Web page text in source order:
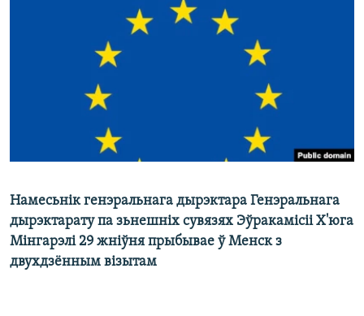
Намесьнік генэральнага дырэктара Генэральнага
дырэктарату па зьнешніх сувязях Эўракамісіі Х'юга
Мінгарэлі 29 жніўня прыбывае ў Менск з
двухдзённым візытам